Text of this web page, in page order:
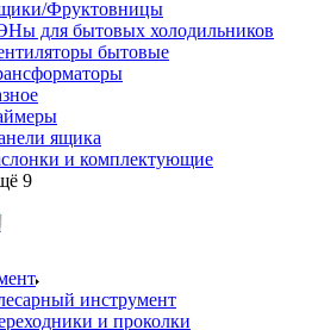
Фруктовницы
для бытовых холодильников
бытовые
ящика
и комплектующие
9
инструмент
и проколки